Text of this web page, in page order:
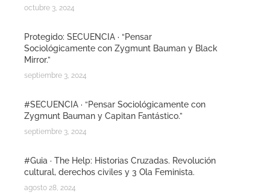
octubre 3, 2024
Protegido: SECUENCIA · “Pensar
Sociológicamente con Zygmunt Bauman y Black
Mirror.”
septiembre 3, 2024
#SECUENCIA · “Pensar Sociológicamente con
Zygmunt Bauman y Capitan Fantástico.”
septiembre 3, 2024
#Guia · The Help: Historias Cruzadas. Revolución
cultural, derechos civiles y 3 Ola Feminista.
agosto 28, 2024